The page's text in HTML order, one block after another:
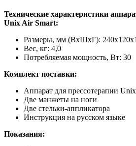
Технические характеристики
Unix Air Smart:
Размеры, мм (ВxШxГ):
Вес, кг: 4,0
Потребляемая мощность, Вт: 30
Комплект поставки:
Аппарат для прессотерапии
Две манжеты на ноги
Две стельки-аппликатора
Инструкция на русском языке
Показания: